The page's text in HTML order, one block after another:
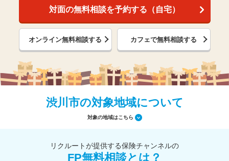
対面の無料相談を予約する（自宅）
オンライン無料相談する カフェで無料相談する
渋川市の対象地域について
対象の地域はこちら
リクルートが提供する保険チャンネルの
FP無料相談とは？